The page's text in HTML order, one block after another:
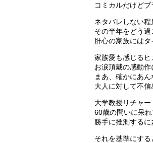
コミカルだけどブ
ネタバレしない
その半年をどう過
肝心の家族にはタ
家族愛も感じるヒ
お涙頂戴の感動作
まあ、確かにあ
大人に対して不信
大学教授リチャ
60歳の問いに呆
勝手に推測する
それを基準にする